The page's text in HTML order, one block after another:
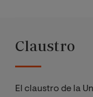
Claustro
El claustro de la